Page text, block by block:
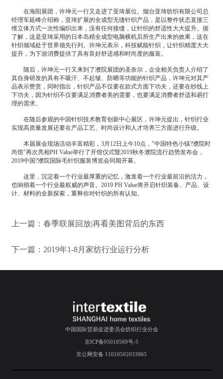
在海阳展团，许坤元一行又走进了亚琦展位。烟台亚琦纺织有限公司总
经理车延峰介绍称，亚琦扩展的全成型无缝针织产品，是以整件状态直接三
维立体方式一次性编织出来，没有任何接缝，让针织的舒适性大大提升。据
了解，这是亚琦采用的日本岛精全成型电脑横机后所生产出来的效果，这在
针织领域处于世界领先行列。许坤元表示，科技赋能针织，让针织精度大大
提升，为下游消费提供了具有良好舒适感和时尚度的服装。
随后，许坤元一行又来到了濮院展团的圣奈尔，企业相关负责人介绍了
其自身研发的具有不吸汗、不起皱、防晒等功能的针织产品，许坤元对其产
品表示赞赏，同时指出，针织产品不仅要在款式方面下功夫，还要在纱线上
下功夫，因为针织不仅要满足消费者美的需要，也要满足消费者舒适和易打
理的需求。
在随后参观的中国针织技术教育创新中心展区，许坤元提出，针织行业
实现高质量发展还要在产品工艺、时尚设计和人才培养三方面进行升级。
本届展会现场活动丰富精彩，3月12日上午10点，"中国特色小镇?濮院时
尚馆"再次亮相PH Value举行了开馆仪式暨2019秋冬濮院流行趋势发布会，
2019中国?濮院国际毛针织服装博览会同期开幕。
这里，沉淀着一个行业最厚重的记忆，激发着一个行业最前沿的活力，
也响彻着一个行业最权威的声音。2019 PH Value将开启针织装备、产品、设
计、材料的全新探索，重释你对针织的所有认知。
上一篇： 春季联展回放|再看美图背后的东西
下一篇： 2019年1-8月家纺行业运行分析
中国国际贸易促进委员会纺织行业分会
京ICP备05010569号-5
京公网安备 11010502033865